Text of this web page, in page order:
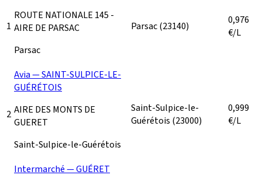
1
ROUTE NATIONALE 145 -
AIRE DE PARSAC
Parsac
Parsac(23140)
0,976
€/L
2
Avia — SAINT-SULPICE-LE-
GUÉRÉTOIS
AIRE DES MONTS DE
GUERET
Saint-Sulpice-le-Guérétois
Saint-Sulpice-le-
Guérétois (23000)
0,999
€/L
Intermarché — GUÉRET